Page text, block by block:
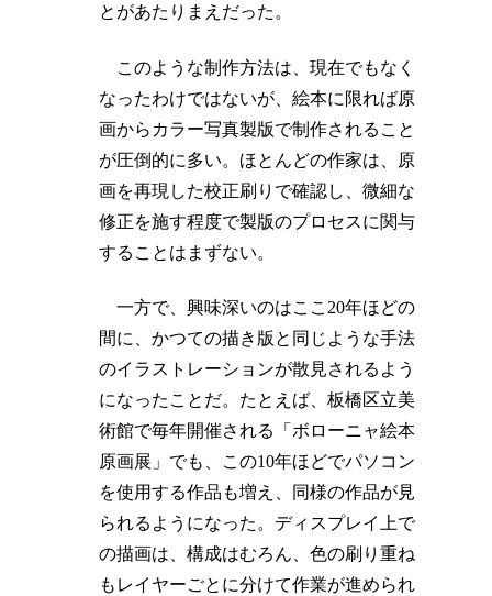
とがあたりまえだった。
このような制作方法は、現在でもなく
なったわけではないが、絵本に限れば原
画からカラー写真製版で制作されること
が圧倒的に多い。ほとんどの作家は、原
画を再現した校正刷りで確認し、微細な
修正を施す程度で製版のプロセスに関与
することはまずない。
一方で、興味深いのはここ20年ほどの
間に、かつての描き版と同じような手法
のイラストレーションが散見されるよう
になったことだ。たとえば、板橋区立美
術館で毎年開催される「ボローニャ絵本
原画展」でも、この10年ほどでパソコン
を使用する作品も増え、同様の作品が見
られるようになった。ディスプレイ上で
の描画は、構成はむろん、色の刷り重ね
もレイヤーごとに分けて作業が進められ